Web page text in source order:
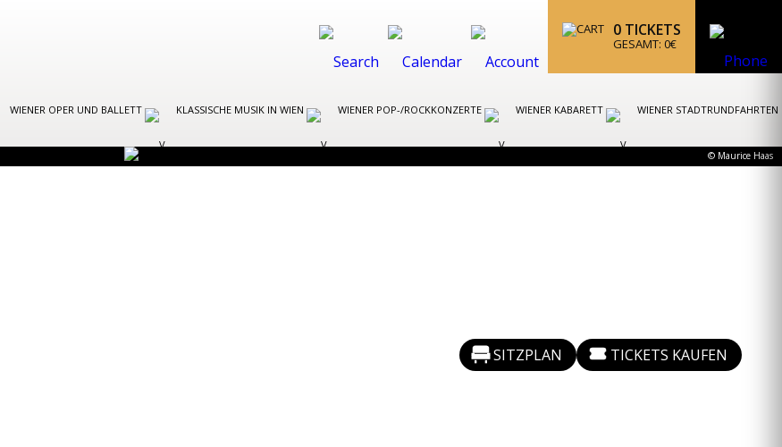
0 TICKETS
GESAMT: 0€
WIENER OPER UND BALLETT KLASSISCHE MUSIK IN WIEN WIENER POP-/ROCKKONZERTE WIENER KABARETT WIENER STADTRUNDFAHRTEN
© Maurice Haas
SITZPLAN TICKETS KAUFEN